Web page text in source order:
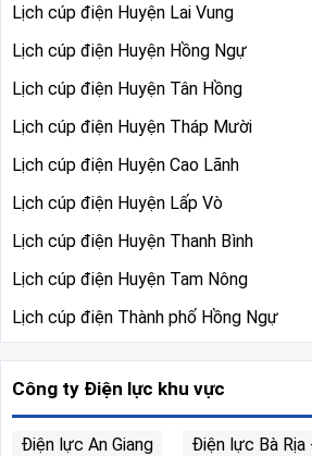
Lịch cúp điện Huyện Lai Vung
Lịch cúp điện Huyện Hồng Ngự
Lịch cúp điện Huyện Tân Hồng
Lịch cúp điện Huyện Tháp Mười
Lịch cúp điện Huyện Cao Lãnh
Lịch cúp điện Huyện Lấp Vò
Lịch cúp điện Huyện Thanh Bình
Lịch cúp điện Huyện Tam Nông
Lịch cúp điện Thành phố Hồng Ngự
Công ty Điện lực khu vực
Điện lực An Giang Điện lực Bà Rịa